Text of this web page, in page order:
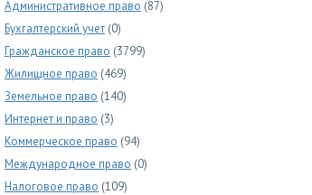
Административное право (87)
Бухгалтерский учет (0)
Гражданское право (3799)
Жилищное право (469)
Земельное право (140)
Интернет и право (3)
Коммерческое право (94)
Международное право (0)
Налоговое право (109)